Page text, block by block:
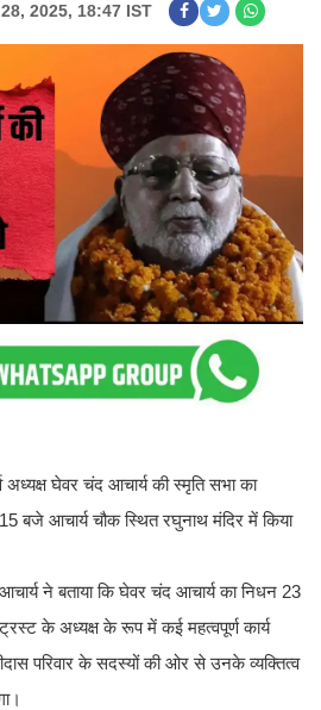
2025, 18:47 IST
अध्यक्ष घेवर चंद आचार्य की स्मृति सभा का
बजे आचार्य चौक स्थित रघुनाथ मंदिर में किया
ने बताया कि घेवर चंद आचार्य का निधन 23
ट्रस्ट के अध्यक्ष के रूप में कई महत्वपूर्ण कार्य
परिवार के सदस्यों की ओर से उनके व्यक्तित्व